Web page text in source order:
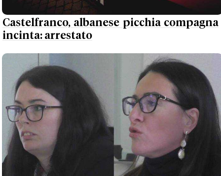
Castelfranco, albanese picchia compagna
incinta: arrestato